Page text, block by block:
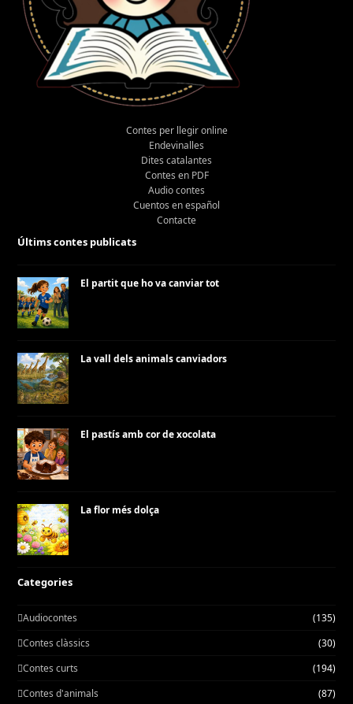
Contes per llegir online
Endevinalles
Dites catalantes
Contes en PDF
Audio contes
Cuentos en español
Contacte
Últims contes publicats
El partit que ho va canviar tot
La vall dels animals canviadors
El pastís amb cor de xocolata
La flor més dolça
Categories
Audiocontes
(135)
Contes clàssics
(30)
Contes curts
(194)
Contes d'animals
(87)